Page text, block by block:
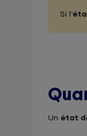
Si l'
Un état